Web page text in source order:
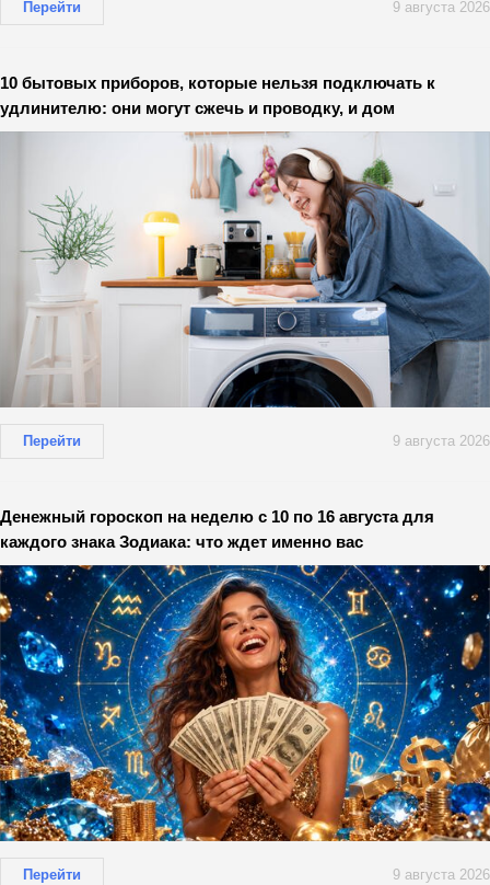
Перейти 9 августа 2026
10 бытовых приборов, которые нельзя подключать к
удлинителю: они могут сжечь и проводку, и дом
Перейти 9 августа 2026
Денежный гороскоп на неделю с 10 по 16 августа для
каждого знака Зодиака: что ждет именно вас
Перейти 9 августа 2026